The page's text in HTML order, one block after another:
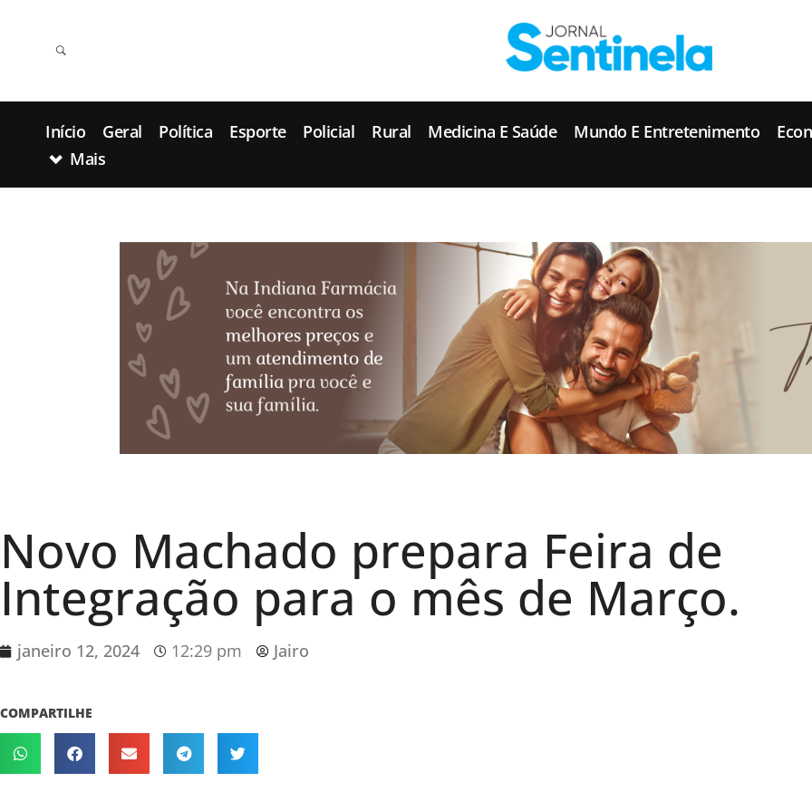
Início Geral Política Esporte Policial Rural Medicina E Saúde Mundo E Entretenimento
Mais
Novo Machado prepara Feira de
Integração para o mês de Março.
janeiro 12, 2024 12:29 pm Jairo
COMPARTILHE